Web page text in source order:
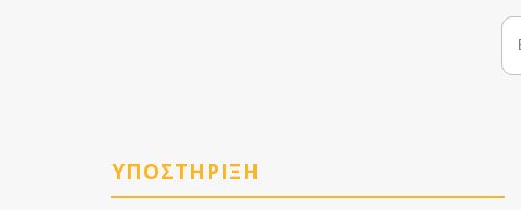
ΥΠΟΣΤΗΡΙΞΗ